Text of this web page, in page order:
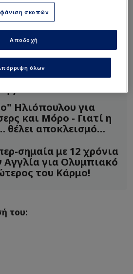
καλά, καθώς ήταν
, από όπου τον
δύο σεζόν (2020-2022) και
έκανε αυτή την
Ηλιόπουλου για
και Μόρο - Γιατί η
θέλει αποκλεισμό
σημαία με 12 χρόνια
Αγγλία για Ολυμπιακό
του Κάρμο!
του:
σκοπών
όλων
Αποδοχή